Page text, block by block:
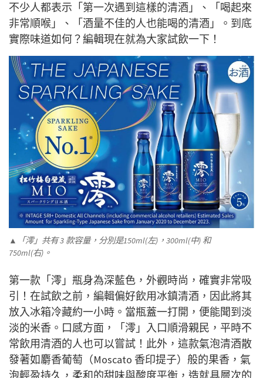
不少人都表示「第一次遇到這樣的清酒」、「喝起來
非常順喉」、「酒量不佳的人也能喝的清酒」。到底
實際味道如何？編輯現在就為大家試飲一下！
▲「澪」共有 3 款容量，分別是150ml(左)，300ml(中) 和
750ml(右)。
第一款「澪」瓶身為深藍色，外觀時尚，確實非常吸
引！在試飲之前，編輯偏好飲用冰鎮清酒，因此將其
放入冰箱冷藏約一小時。當瓶蓋一打開，便能聞到淡
淡的米香。口感方面，「澪」入口順滑親民，平時不
常飲用清酒的人也可以嘗試！此外，這款氣泡清酒散
發著如麝香葡萄（Moscato 香印提子）般的果香，氣